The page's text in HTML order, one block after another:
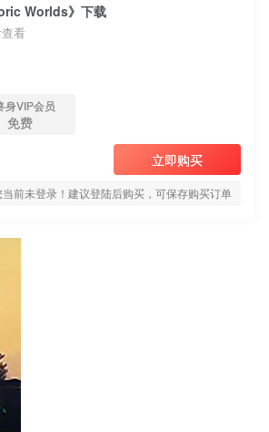
Worlds》下载
看
身VIP会员
免费
立即购买
当前未登录！建议登陆后购买，可保存购买订单